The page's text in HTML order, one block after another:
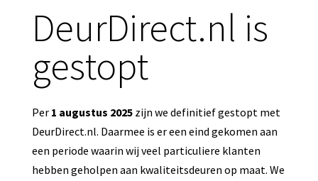
DeurDirect.nl is
gestopt
Per 1 augustus 2025zijn we definitief gestopt met
DeurDirect.nl. Daarmee is er een eind gekomen aan
een periode waarin wij veel particuliere klanten
hebben geholpen aan kwaliteitsdeuren op maat. We